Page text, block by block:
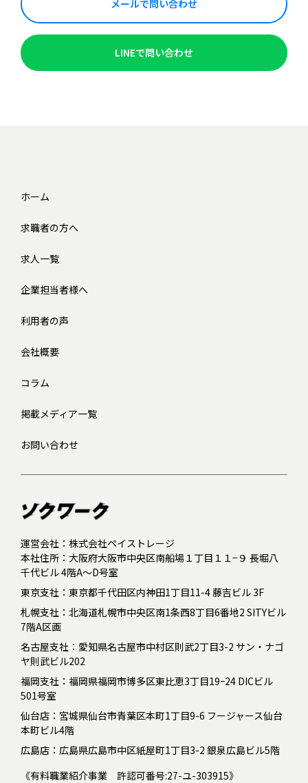
メールで問い合わせ
LINEで問い合わせ
ホーム
求職者の方へ
求人一覧
企業担当者様へ
利用者の声
会社概要
コラム
掲載メディア一覧
お問い合わせ
運営会社：株式会社ペイストレージ
本社住所：大阪府大阪市中央区南船場１丁目１１−９ 長堀八
千代ビル 4階A～D号室
東京支社：東京都千代田区内神田1丁目11-4 藤吉ビル 3F
札幌支社：北海道札幌市中央区南1条西8丁目6番地2 SITYビル
7階A区画
名古屋支社：愛知県名古屋市中村区則武2丁目3-2 サン・ナゴ
ヤ則武ビル202
福岡支社：福岡県福岡市博多区東比恵3丁目19ｰ24 DICビル
501号室
仙台店：宮城県仙台市青葉区本町1丁目9-6 フージャース仙台
本町ビル4階
広島店：広島県広島市中区紙屋町1丁目3-2 銀泉広島ビル5階
《有料職業紹介事業 許認可番号:27-ユ-303915》